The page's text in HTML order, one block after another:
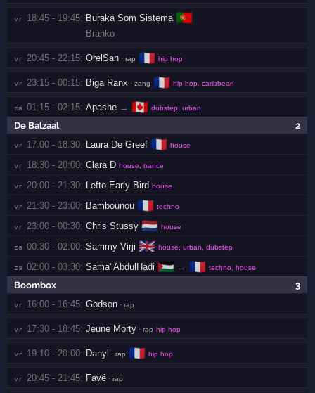
vr 18:45 - 19:45: Buraka Som Sistema 🇵🇹
Branko
vr 20:45 - 22:15: OrelSan · rap 🇫🇷 hip hop
vr 23:15 - 00:15: Biga Ranx · zang 🇫🇷 hip hop, caribbean
za 01:15 - 02:15: Apashe → 🇨🇦 dubstep, urban
2
De Balzaal
vr 17:00 - 18:30: Laura De Greef 🇫🇷 house
vr 18:30 - 20:00: Clara D house, trance
vr 20:00 - 21:30: Lefto Early Bird house
vr 21:30 - 23:00: Bambounou 🇫🇷 techno
vr 23:00 - 00:30: Chris Stussy 🇳🇱 house
za 00:30 - 02:00: Sammy Virji 🇬🇧 house, urban, dubstep
za 02:00 - 03:30: Sama' AbdulHadi 🇵🇸 → 🇫🇷 techno, house
3
Boombox
vr 16:00 - 16:45: Godson · rap
vr 17:30 - 18:45: Jeune Morty · rap hip hop
vr 19:10 - 20:00: Danyl · rap 🇫🇷 hip hop
vr 20:45 - 21:45: Favé · rap